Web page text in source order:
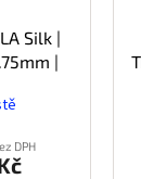
Silk |
|
DPH